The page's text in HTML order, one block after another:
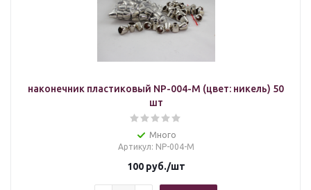
наконечник пластиковый NP-004-M (цвет: никель) 50
шт
Много
Артикул: NP-004-M
100руб./шт